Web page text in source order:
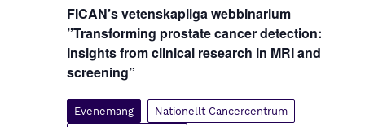
FICAN’s vetenskapliga webbinarium
”Transforming prostate cancer detection:
Insights from clinical research in MRI and
screening”
Evenemang
Nationellt Cancercentrum